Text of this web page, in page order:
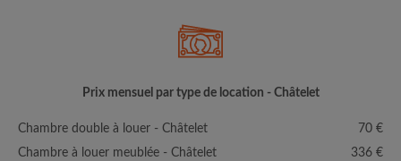
Prix mensuel par type de location - Châtelet
Chambre double à louer - Châtelet
70 €
Chambre à louer meublée - Châtelet
336 €